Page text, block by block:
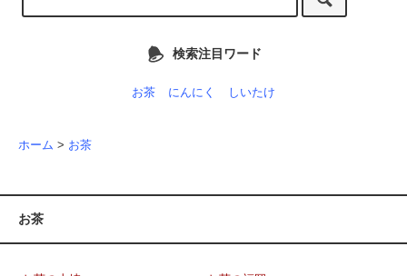
検索注目ワード
お茶 にんにく しいたけ
ホーム > お茶
お茶